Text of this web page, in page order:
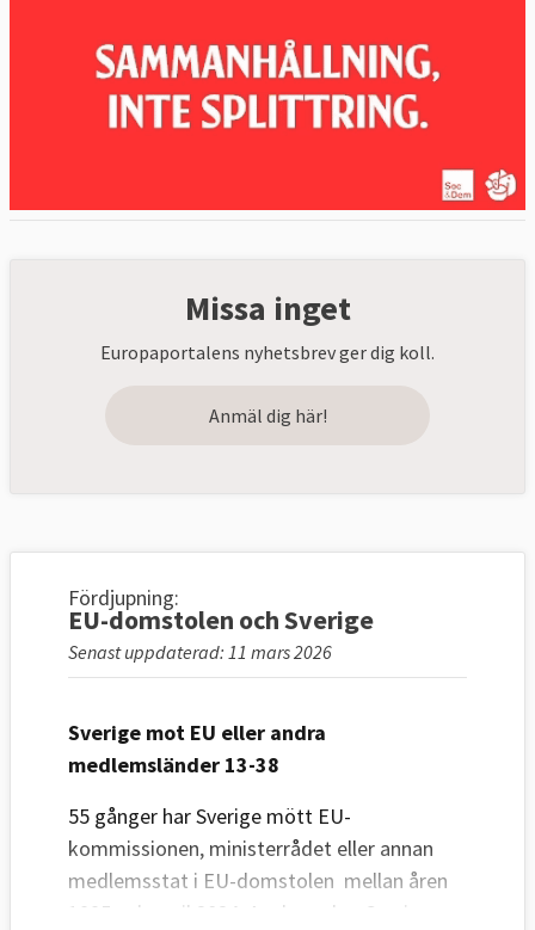
Missa inget
Europaportalens nyhetsbrev ger dig koll.
Anmäl dig här!
Fördjupning:
EU-domstolen och Sverige
Senast uppdaterad: 11 mars 2026
Sverige mot EU eller andra
medlemsländer 13-38
55 gånger har Sverige mött EU-
kommissionen, ministerrådet eller annan
medlemsstat i EU-domstolen mellan åren
1995 och april 2024. Av dessa har Sverige